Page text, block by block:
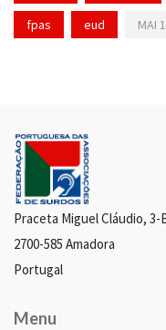
fpas eud MAI
Praceta Miguel Cláudio, 3-
2700-585 Amadora
Portugal
Menu